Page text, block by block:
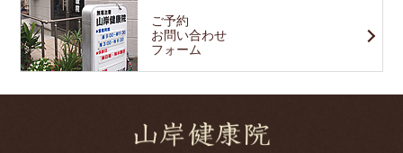
ご予約
お問い合わせ
フォーム